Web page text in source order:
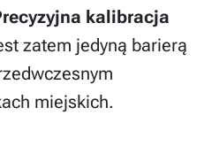
kalibracja
zatem jedyną barierą
miejskich.